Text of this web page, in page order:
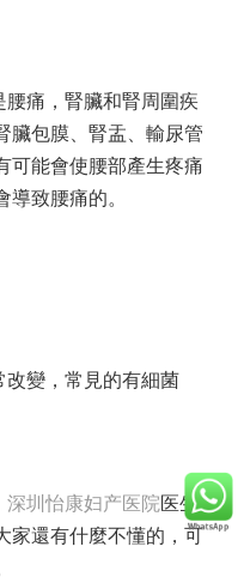
痛，腎臟和腎周圍疾
臟包膜、腎盂、輸尿管
可能會使腰部產生疼痛
致腰痛的。
變，常見的有細菌
深圳怡康妇产医院医生
家還有什麼不懂的，可